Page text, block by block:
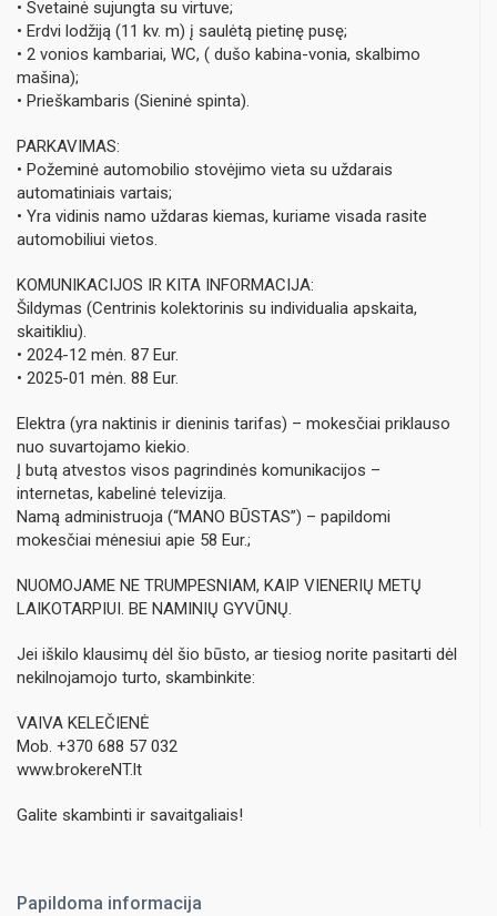
• Svetainė sujungta su virtuve;
• Erdvi lodžiją (11 kv. m) į saulėtą pietinę pusę;
• 2 vonios kambariai, WC, ( dušo kabina-vonia, skalbimo
mašina);
• Prieškambaris (Sieninė spinta).
PARKAVIMAS:
• Požeminė automobilio stovėjimo vieta su uždarais
automatiniais vartais;
• Yra vidinis namo uždaras kiemas, kuriame visada rasite
automobiliui vietos.
KOMUNIKACIJOS IR KITA INFORMACIJA:
Šildymas (Centrinis kolektorinis su individualia apskaita,
skaitikliu).
• 2024-12 mėn. 87 Eur.
• 2025-01 mėn. 88 Eur.
Elektra (yra naktinis ir dieninis tarifas) – mokesčiai priklauso
nuo suvartojamo kiekio.
Į butą atvestos visos pagrindinės komunikacijos –
internetas, kabelinė televizija.
Namą administruoja (“MANO BŪSTAS”) – papildomi
mokesčiai mėnesiui apie 58 Eur.;
NUOMOJAME NE TRUMPESNIAM, KAIP VIENERIŲ METŲ
LAIKOTARPIUI. BE NAMINIŲ GYVŪNŲ.
Jei iškilo klausimų dėl šio būsto, ar tiesiog norite pasitarti dėl
nekilnojamojo turto, skambinkite:
VAIVA KELEČIENĖ
Mob. +370 688 57 032
www.brokereNT.lt
Galite skambinti ir savaitgaliais!
Papildoma informacija